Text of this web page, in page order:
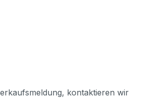
kontaktieren wir